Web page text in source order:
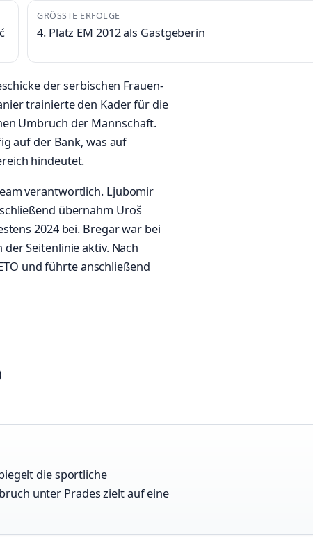
GRÖSSTE ERFOLGE
4. Platz EM 2012 als Gastgeberin
der serbischen Frauen-
trainierte den Kader für die
Umbruch der Mannschaft.
auf der Bank, was auf
hindeutet.
verantwortlich. Ljubomir
übernahm Uroš
2024 bei. Bregar war bei
Seitenlinie aktiv. Nach
und führte anschließend
die sportliche
unter Prades zielt auf eine